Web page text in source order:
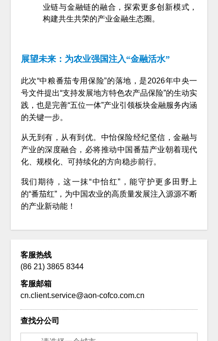
业链与金融链的融合，探索更多创新模式，
构建共生共荣的产业金融生态圈。
展望未来：为农业强国注入“金融活水”
此次“中粮番茄专用保险”的落地，是2026年中央一
号文件提出“支持发展地方特色农产品保险”的生动实
践，也是完善“五位一体”产业引领板块金融服务内涵
的关键一步。
从无到有，从有到优。中怡保险经纪坚信，金融与
产业的深度融合，必将推动中国番茄产业朝着现代
化、规模化、可持续化的方向稳步前行。
我们期待，这一抹“中怡红”，能守护更多田野上
的“番茄红”，为中国农业的高质量发展注入源源不断
的产业新动能！
客服热线
(86 21) 3865 8344
客服邮箱
cn.client.service@aon-cofco.com.cn
查找分公司